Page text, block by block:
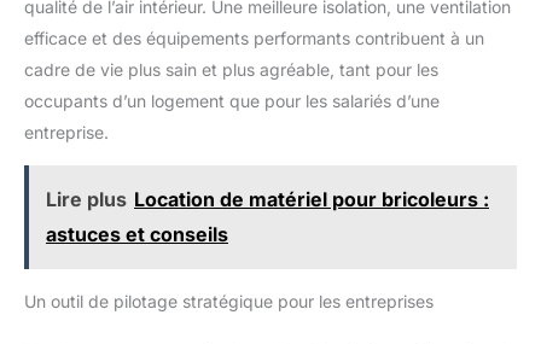
qualité de l’air intérieur. Une meilleure isolation, une ventilation
efficace et des équipements performants contribuent à un
cadre de vie plus sain et plus agréable, tant pour les
occupants d’un logement que pour les salariés d’une
entreprise.
Lire plus Location de matériel pour bricoleurs :
astuces et conseils
Un outil de pilotage stratégique pour les entreprises